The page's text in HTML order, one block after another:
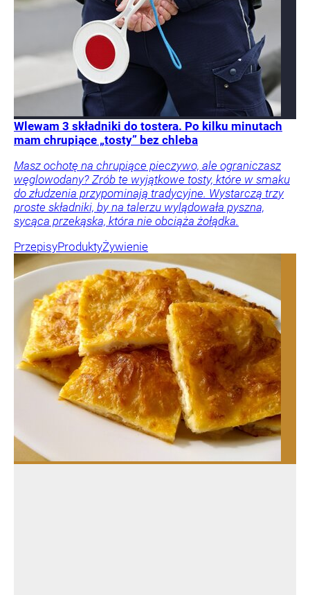
Wlewam 3 składniki do tostera. Po kilku minutach
mam chrupiące „tosty” bez chleba
Masz ochotę na chrupiące pieczywo, ale ograniczasz
węglowodany? Zrób te wyjątkowe tosty, które w smaku
do złudzenia przypominają tradycyjne. Wystarczą trzy
proste składniki, by na talerzu wylądowała pyszna,
sycąca przekąska, która nie obciąża żołądka.
PrzepisyProduktyŻywienie